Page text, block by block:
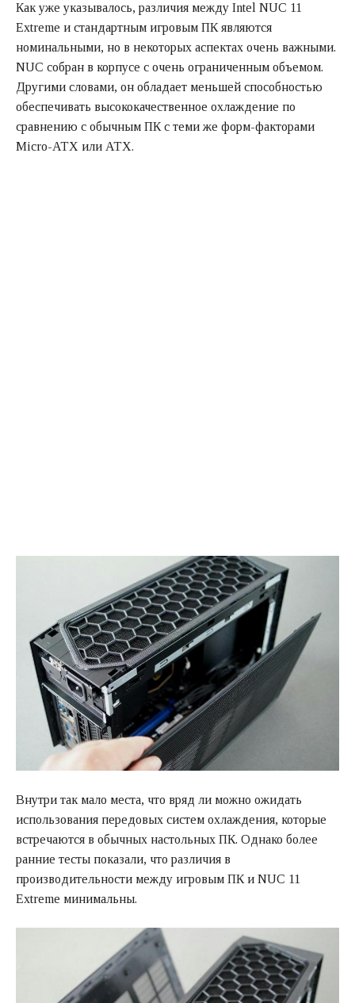
Как уже указывалось, различия между Intel NUC 11
Extreme и стандартным игровым ПК являются
номинальными, но в некоторых аспектах очень важными.
NUC собран в корпусе с очень ограниченным объемом.
Другими словами, он обладает меньшей способностью
обеспечивать высококачественное охлаждение по
сравнению с обычным ПК с теми же форм-факторами
Micro-ATX или ATX.
Внутри так мало места, что вряд ли можно ожидать
использования передовых систем охлаждения, которые
встречаются в обычных настольных ПК. Однако более
ранние тесты показали, что различия в
производительности между игровым ПК и NUC 11
Extreme минимальны.